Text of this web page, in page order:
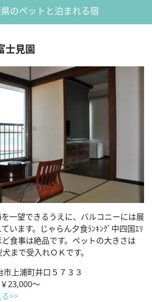
のペットと泊まれる宿
見園
一望できるうえに、バルコニーには展
います。じゃらん夕食ﾗﾝｷﾝｸﾞ中四国ｴﾘ
食事は絶品です。ペットの大きさは
まで受入れＯＫです。
上浦町井口５７３３
23,000～
>>